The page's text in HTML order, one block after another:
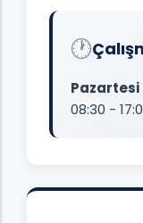
🕐
08:30 -